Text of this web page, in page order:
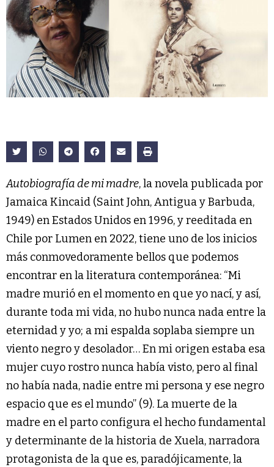
Autobiografía de mi madre, la novela publicada por
Jamaica Kincaid (Saint John, Antigua y Barbuda,
1949) en Estados Unidos en 1996, y reeditada en
Chile por Lumen en 2022, tiene uno de los inicios
más conmovedoramente bellos que podemos
encontrar en la literatura contemporánea: “Mi
madre murió en el momento en que yo nací, y así,
durante toda mi vida, no hubo nunca nada entre la
eternidad y yo; a mi espalda soplaba siempre un
viento negro y desolador… En mi origen estaba esa
mujer cuyo rostro nunca había visto, pero al final
no había nada, nadie entre mi persona y ese negro
espacio que es el mundo” (9). La muerte de la
madre en el parto configura el hecho fundamental
y determinante de la historia de Xuela, narradora
protagonista de la que es, paradójicamente, la